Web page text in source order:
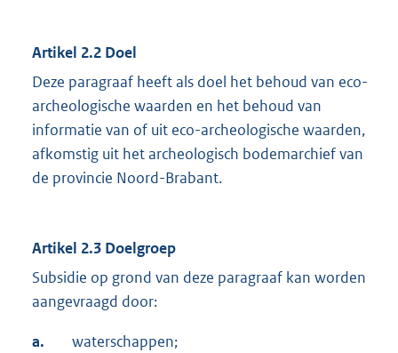
Artikel 2.2 Doel
Deze paragraaf heeft als doel het behoud van eco-
archeologische waarden en het behoud van
informatie van of uit eco-archeologische waarden,
afkomstig uit het archeologisch bodemarchief van
de provincie Noord-Brabant.
Artikel 2.3 Doelgroep
Subsidie op grond van deze paragraaf kan worden
aangevraagd door:
a. waterschappen;